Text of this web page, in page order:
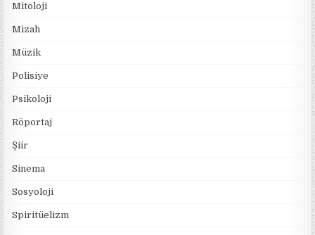
Mitoloji
Mizah
Müzik
Polisiye
Psikoloji
Röportaj
Şiir
Sinema
Sosyoloji
Spiritüelizm